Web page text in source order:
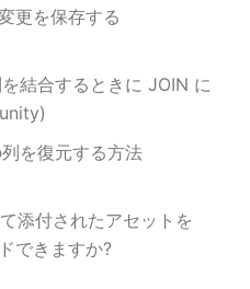
更を保存する
結合するときに JOIN に
を復元する方法
添付されたアセットを
できますか?